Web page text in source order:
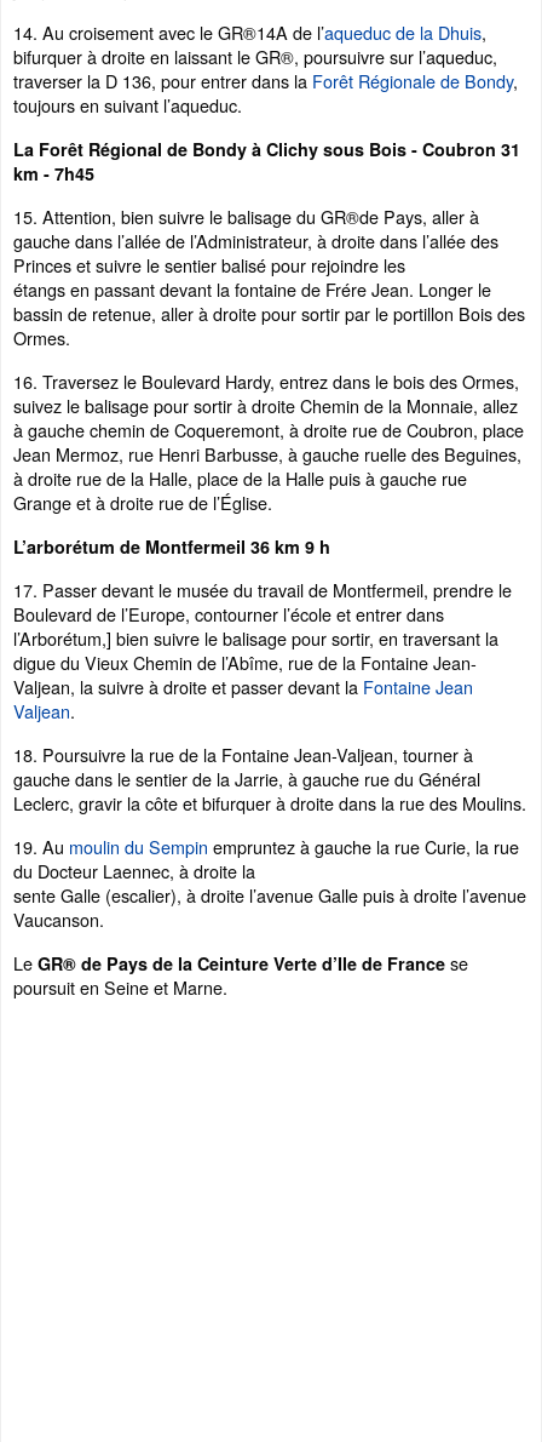
14. Au croisement avec le GR®14A de l’aqueduc de la Dhuis,
bifurquer à droite en laissant le GR®, poursuivre sur l’aqueduc,
traverser la D 136, pour entrer dans la Forêt Régionale de Bondy,
toujours en suivant l’aqueduc.
La Forêt Régional de Bondy à Clichy sous Bois - Coubron 31
km - 7h45
15. Attention, bien suivre le balisage du GR®de Pays, aller à
gauche dans l’allée de l’Administrateur, à droite dans l’allée des
Princes et suivre le sentier balisé pour rejoindre les
étangs en passant devant la fontaine de Frére Jean. Longer le
bassin de retenue, aller à droite pour sortir par le portillon Bois des
Ormes.
16. Traversez le Boulevard Hardy, entrez dans le bois des Ormes,
suivez le balisage pour sortir à droite Chemin de la Monnaie, allez
à gauche chemin de Coqueremont, à droite rue de Coubron, place
Jean Mermoz, rue Henri Barbusse, à gauche ruelle des Beguines,
à droite rue de la Halle, place de la Halle puis à gauche rue
Grange et à droite rue de l’Église.
L’arborétum de Montfermeil 36 km 9 h
17. Passer devant le musée du travail de Montfermeil, prendre le
Boulevard de l’Europe, contourner l’école et entrer dans
l’Arborétum,] bien suivre le balisage pour sortir, en traversant la
digue du Vieux Chemin de l’Abîme, rue de la Fontaine Jean-
Valjean, la suivre à droite et passer devant la Fontaine Jean
Valjean.
18. Poursuivre la rue de la Fontaine Jean-Valjean, tourner à
gauche dans le sentier de la Jarrie, à gauche rue du Général
Leclerc, gravir la côte et bifurquer à droite dans la rue des Moulins.
19. Au moulin du Sempin empruntez à gauche la rue Curie, la rue
du Docteur Laennec, à droite la
sente Galle (escalier), à droite l’avenue Galle puis à droite l’avenue
Vaucanson.
Le GR® de Pays de la Ceinture Verte d’Ile de France se
poursuit en Seine et Marne.